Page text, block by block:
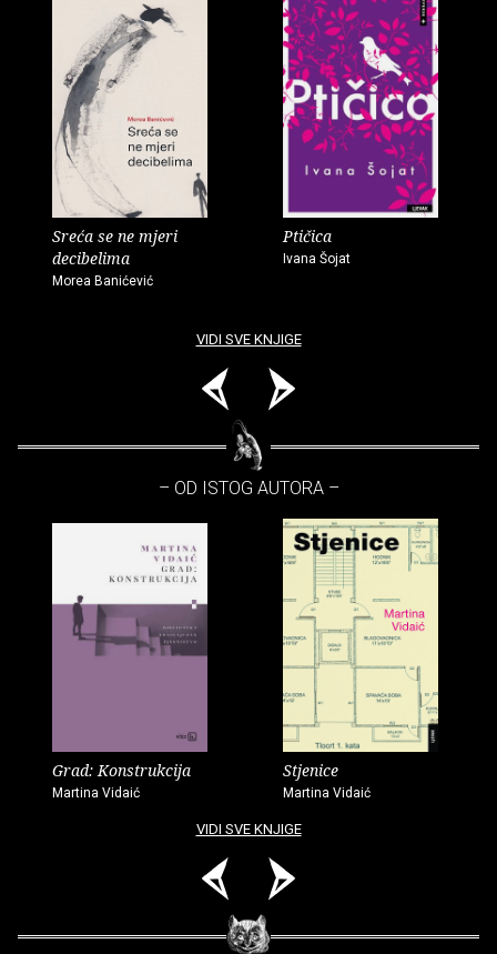
Sreća se ne mjeri
decibelima
Morea Banićević
Ptičica
Ivana Šojat
VIDI SVE KNJIGE
– OD ISTOG AUTORA –
Grad: Konstrukcija
Martina Vidaić
Stjenice
Martina Vidaić
VIDI SVE KNJIGE